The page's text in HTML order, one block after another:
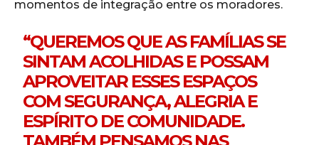
momentos de integração entre os moradores.
“QUEREMOS QUE AS FAMÍLIAS SE
SINTAM ACOLHIDAS E POSSAM
APROVEITAR ESSES ESPAÇOS
COM SEGURANÇA, ALEGRIA E
ESPÍRITO DE COMUNIDADE.